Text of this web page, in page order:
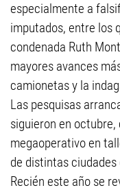
especialmente a
imputados, entre los
condenada Ruth
mayores avances
camionetas y la
Las pesquisas
siguieron en
megaoperativo en
de distintas
Recién este año se